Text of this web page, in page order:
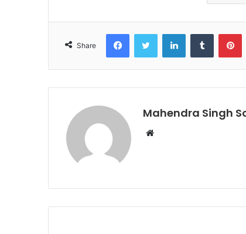
Share
FacebookTwitter LinkedInTumblr
Mahendra Singh
Website